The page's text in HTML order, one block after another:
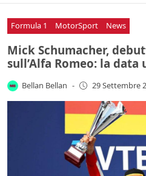
Formula 1 MotorSport News
Mick Schumacher,
sull’Alfa Romeo: la data
Bellan Bellan - 29 Settembre